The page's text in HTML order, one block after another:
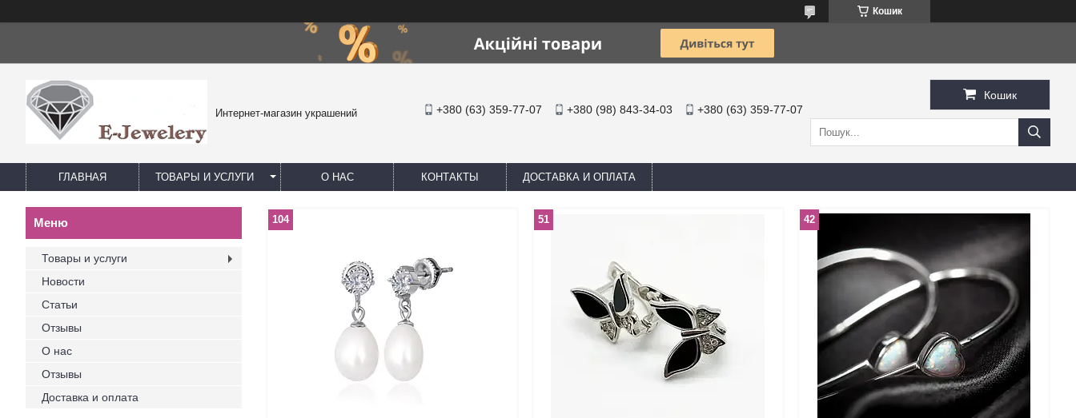
Кошик
Интернет-магазин украшений +380 (63) 359-77-07 +380 (98) 843-34-03 +380 (63) 359-77-07
Кошик
ГЛАВНАЯ ТОВАРЫ И УСЛУГИ О НАС КОНТАКТЫ ДОСТАВКА И ОПЛАТА
104 51 42
Товары и услуги
Новости
Статьи
Отзывы
О нас
Отзывы
Доставка и оплата